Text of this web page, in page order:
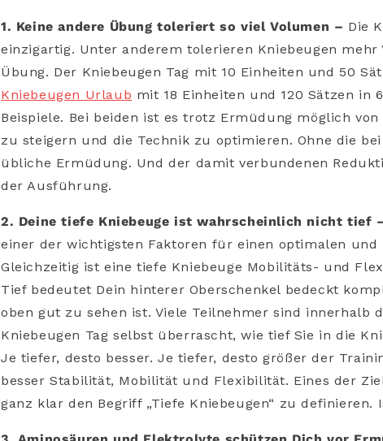
1. Keine andere Übung toleriert so viel Volumen – Die
einzigartig. Unter anderem tolerieren Kniebeugen mehr
Übung. Der Kniebeugen Tag mit 10 Einheiten und 50
Kniebeugen Urlaub mit 18 Einheiten und 120 Sätzen in
Beispiele. Bei beiden ist es trotz Ermüdung möglich
zu steigern und die Technik zu optimieren. Ohne die
übliche Ermüdung. Und der damit verbundenen
der Ausführung.
2. Deine tiefe Kniebeuge ist wahrscheinlich nicht tief
einer der wichtigsten Faktoren für einen optimalen und
Gleichzeitig ist eine tiefe Kniebeuge Mobilitäts- und
Tief bedeutet Dein hinterer Oberschenkel bedeckt
oben gut zu sehen ist. Viele Teilnehmer sind innerhalb
Kniebeugen Tag selbst überrascht, wie tief Sie in die
Je tiefer, desto besser. Je tiefer, desto größer der
besser Stabilität, Mobilität und Flexibilität. Eines der
ganz klar den Begriff „Tiefe Kniebeugen“ zu definieren.